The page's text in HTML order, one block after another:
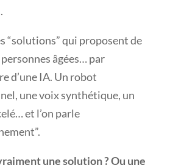
“solutions” qui proposent de
personnes âgées… par
d’une IA. Un robot
une voix synthétique, un
et l’on parle
une solution ? Ou une